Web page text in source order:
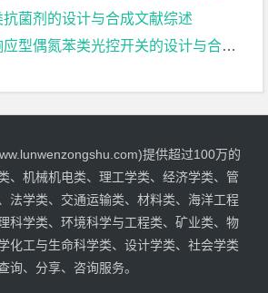
菌剂的设计与合成文献综述
偶氮苯类光控开关的设计与合成文献综述
提供超过100万的
、机械机电类、理工学类、经济学类、管
法学类、交通运输类、材料类、海洋工程
科学类、环境科学与工程类、矿业类、物
化工与生命科学类、设计学类、社会学类
询、分享、咨询服务。